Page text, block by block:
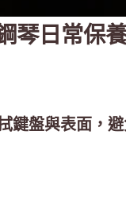
琴日常保
鍵盤與表面，